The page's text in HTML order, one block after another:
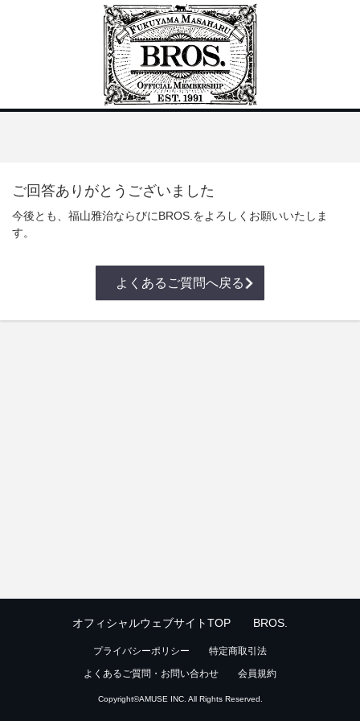
ご回答ありがとうございました
今後とも、福山雅治ならびにBROS.をよろしくお願いいたしま
す。
よくあるご質問へ戻る
オフィシャルウェブサイトTOP BROS.
プライバシーポリシー
特定商取引法
よくあるご質問・お問い合わせ
会員規約
Copyright©AMUSE INC. All Rights Reserved.